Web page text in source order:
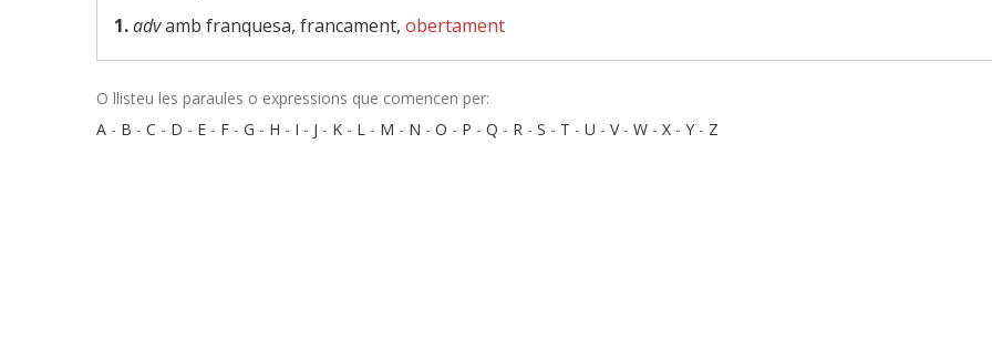
1.advamb franquesa, francament, obertament
O llisteu les paraules o expressions que comencen per:
A - B - C - D - E - F - G - H - I - J - K - L - M - N - O - P - Q - R - S - T - U - V- W - X - Y - Z